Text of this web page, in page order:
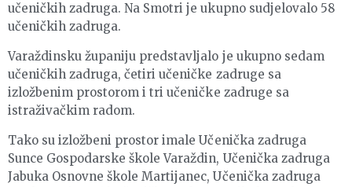
učeničkih zadruga. Na Smotri je ukupno sudjelovalo 58
učeničkih zadruga.
Varaždinsku županiju predstavljalo je ukupno sedam
učeničkih zadruga, četiri učeničke zadruge sa
izložbenim prostorom i tri učeničke zadruge sa
istraživačkim radom.
Tako su izložbeni prostor imale Učenička zadruga
Sunce Gospodarske škole Varaždin, Učenička zadruga
Jabuka Osnovne škole Martijanec, Učenička zadruga